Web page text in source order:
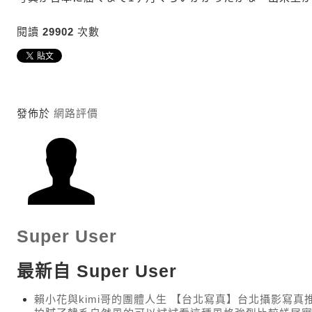
閱讀 29902 次數
發佈於 網路評價
Super User
最新自 Super User
賴小花與kimi哥的團體人生 【台北寫真】台北攝影寫真